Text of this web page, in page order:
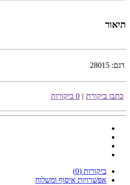
תיאור
דגם: 28015
כתבו ביקורת | 0 ביקורות
ביקורות (0)
אפשרויות איסוף ומשלוח